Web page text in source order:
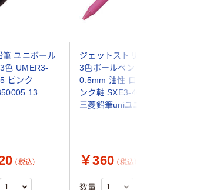
筆 ユニボール
色 UMER3-
ピンク
ジェットストリーム
3色ボールペン
0.5mm 油性 ローズピ
ンク軸 SXE3-400-05
三菱鉛筆uniユニ
（税込） ￥360 （税込）
数量